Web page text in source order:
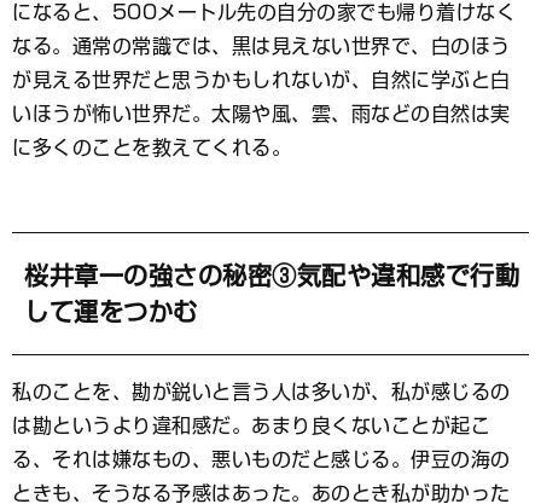
になると、500メートル先の自分の家でも帰り着けなく
なる。通常の常識では、黒は見えない世界で、白のほう
が見える世界だと思うかもしれないが、自然に学ぶと白
いほうが怖い世界だ。太陽や風、雲、雨などの自然は実
に多くのことを教えてくれる。
桜井章一の強さの秘密③気配や違和感で行動
して運をつかむ
私のことを、勘が鋭いと言う人は多いが、私が感じるの
は勘というより違和感だ。あまり良くないことが起こ
る、それは嫌なもの、悪いものだと感じる。伊豆の海の
ときも、そうなる予感はあった。あのとき私が助かった